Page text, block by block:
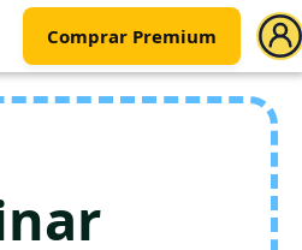
Comprar Premium